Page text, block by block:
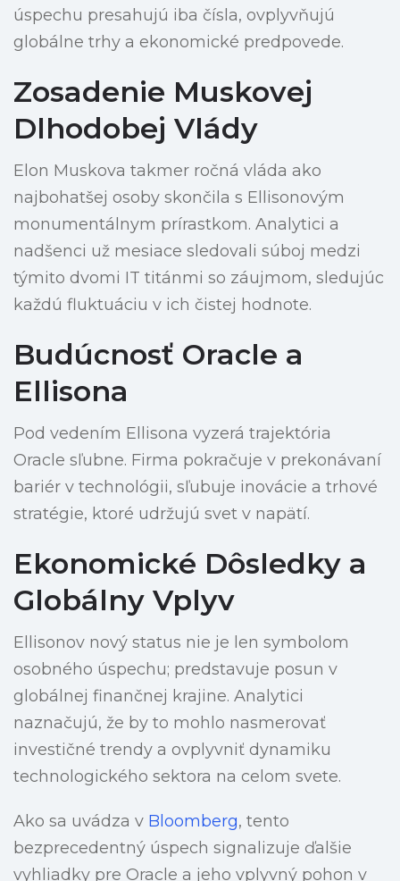
úspechu presahujú iba čísla, ovplyvňujú
globálne trhy a ekonomické predpovede.
Zosadenie Muskovej
Dlhodobej Vlády
Elon Muskova takmer ročná vláda ako
najbohatšej osoby skončila s Ellisonovým
monumentálnym prírastkom. Analytici a
nadšenci už mesiace sledovali súboj medzi
týmito dvomi IT titánmi so záujmom, sledujúc
každú fluktuáciu v ich čistej hodnote.
Budúcnosť Oracle a
Ellisona
Pod vedením Ellisona vyzerá trajektória
Oracle sľubne. Firma pokračuje v prekonávaní
bariér v technológii, sľubuje inovácie a trhové
stratégie, ktoré udržujú svet v napätí.
Ekonomické Dôsledky a
Globálny Vplyv
Ellisonov nový status nie je len symbolom
osobného úspechu; predstavuje posun v
globálnej finančnej krajine. Analytici
naznačujú, že by to mohlo nasmerovať
investičné trendy a ovplyvniť dynamiku
technologického sektora na celom svete.
Ako sa uvádza v Bloomberg, tento
bezprecedentný úspech signalizuje ďalšie
vyhliadky pre Oracle a jeho vplyvný pohon v